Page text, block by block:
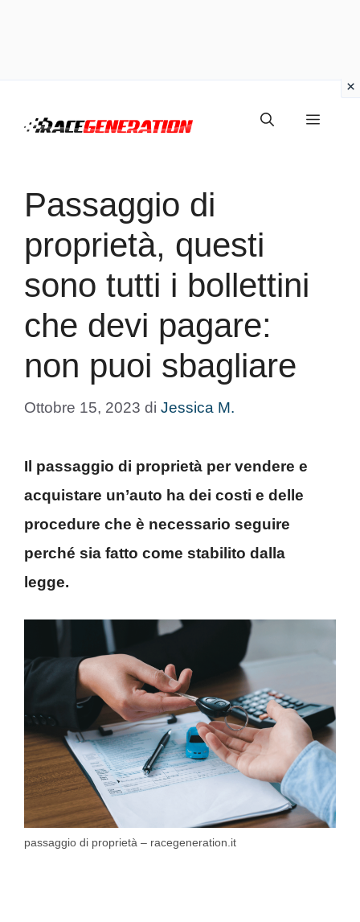
Menu
Passaggio di
proprietà, questi
sono tutti i bollettini
che devi pagare:
non puoi sbagliare
Ottobre 15, 2023 di Jessica M.
Il passaggio di proprietà per vendere e
acquistare un’auto ha dei costi e delle
procedure che è necessario seguire
perché sia fatto come stabilito dalla
legge.
passaggio di proprietà – racegeneration.it